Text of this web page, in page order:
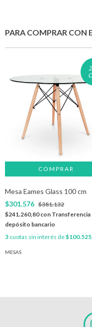
PARA COMPRAR CON
Mesa Eames Glass 100 cm
$301.576 $381.132
$241.260,80con Transferencia
depósito bancario
3 cuotas sin interés de
MESAS